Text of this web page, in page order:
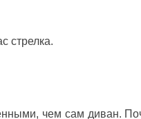
стрелка.
чем сам диван.